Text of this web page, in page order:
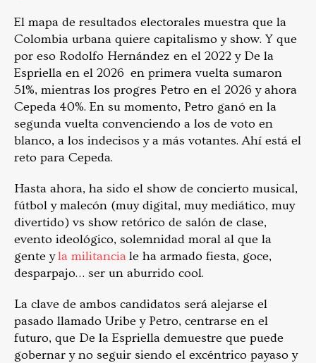
El mapa de resultados electorales muestra que la
Colombia urbana quiere capitalismo y show. Y que
por eso Rodolfo Hernández en el 2022 y De la
Espriella en el 2026 en primera vuelta sumaron
51%, mientras los progres Petro en el 2026 y ahora
Cepeda 40%. En su momento, Petro ganó en la
segunda vuelta convenciendo a los de voto en
blanco, a los indecisos y a más votantes. Ahí está el
reto para Cepeda.
Hasta ahora, ha sido el show de concierto musical,
fútbol y malecón (muy digital, muy mediático, muy
divertido) vs show retórico de salón de clase,
evento ideológico, solemnidad moral al que la
gente yla militancia le ha armado fiesta, goce,
desparpajo… ser un aburrido cool.
La clave de ambos candidatos será alejarse el
pasado llamado Uribe y Petro, centrarse en el
futuro, que De la Espriella demuestre que puede
gobernar y no seguir siendo el excéntrico payaso y